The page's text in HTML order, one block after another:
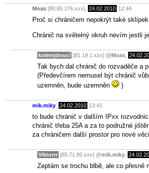
Moas [80.65.176.xxx], 24.02.2010 12:44
Proč si chráničem nepokrýt také
Chránič na světelný okruh nevím jestli
kolemjdoucí [81.19.1.xxx] @Moas
Tak bych dal chránič do rozvaděče a
(Předevčírem nemusel být chránič
uzemněn, bude uzemněn
)
mik.miky 24.02.2010 13:41
to bude chránič v dalším IPxx
chránič třeba 25A a za to podružné
za chráničem další prostor pro nové věci.
Viktorrr [85.71.80.xxx] @mik.miky
Zeptám se trochu blbě, ale co